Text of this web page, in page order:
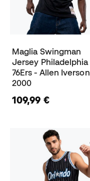
Maglia Swingman
Jersey Philadelphia
76Ers - Allen Iverson
2000
109,99 €